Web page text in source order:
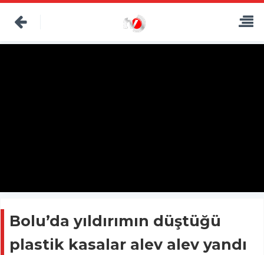
Bolu’da yıldırımın düştüğü
plastik kasalar alev alev yandı